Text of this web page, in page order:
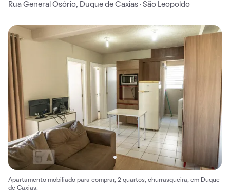
Rua General Osório, Duque de Caxias · São Leopoldo
Apartamento mobiliado para comprar, 2 quartos, churrasqueira, em Duque
de Caxias.